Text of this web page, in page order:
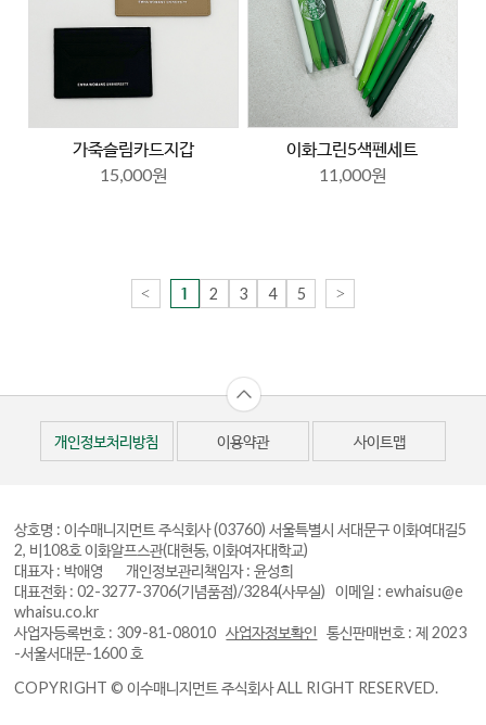
가죽슬림카드지갑
15,000원
이화그린5색펜세트
11,000원
< 1 2 3 4 5 >
개인정보처리방침 이용약관 사이트맵
상호명 : 이수매니지먼트 주식회사(03760) 서울특별시 서대문구 이화여대길5
2, 비108호 이화알프스관(대현동, 이화여자대학교)
대표자 : 박애영 개인정보관리책임자 : 윤성희
대표전화 : 02-3277-3706(기념품점)/3284(사무실) 이메일 : ewhaisu@e
whaisu.co.kr
사업자등록번호 : 309-81-08010사업자정보확인 통신판매번호 : 제 2023
-서울서대문-1600 호
COPYRIGHT © 이수매니지먼트 주식회사 ALL RIGHT RESERVED.